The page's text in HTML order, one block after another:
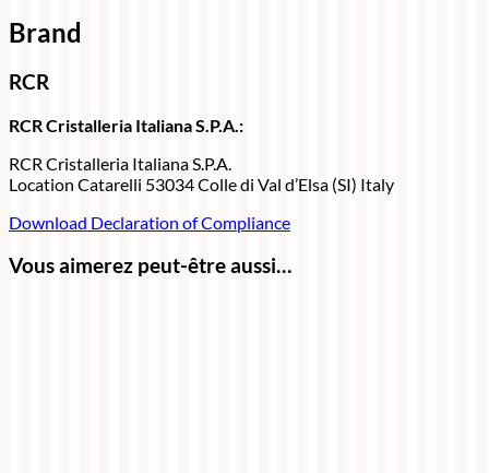
Brand
RCR
RCR Cristalleria Italiana S.P.A.:
RCR Cristalleria Italiana S.P.A.
Location Catarelli 53034 Colle di Val d’Elsa (SI) Italy
Download Declaration of Compliance
Vous aimerez peut-être aussi…